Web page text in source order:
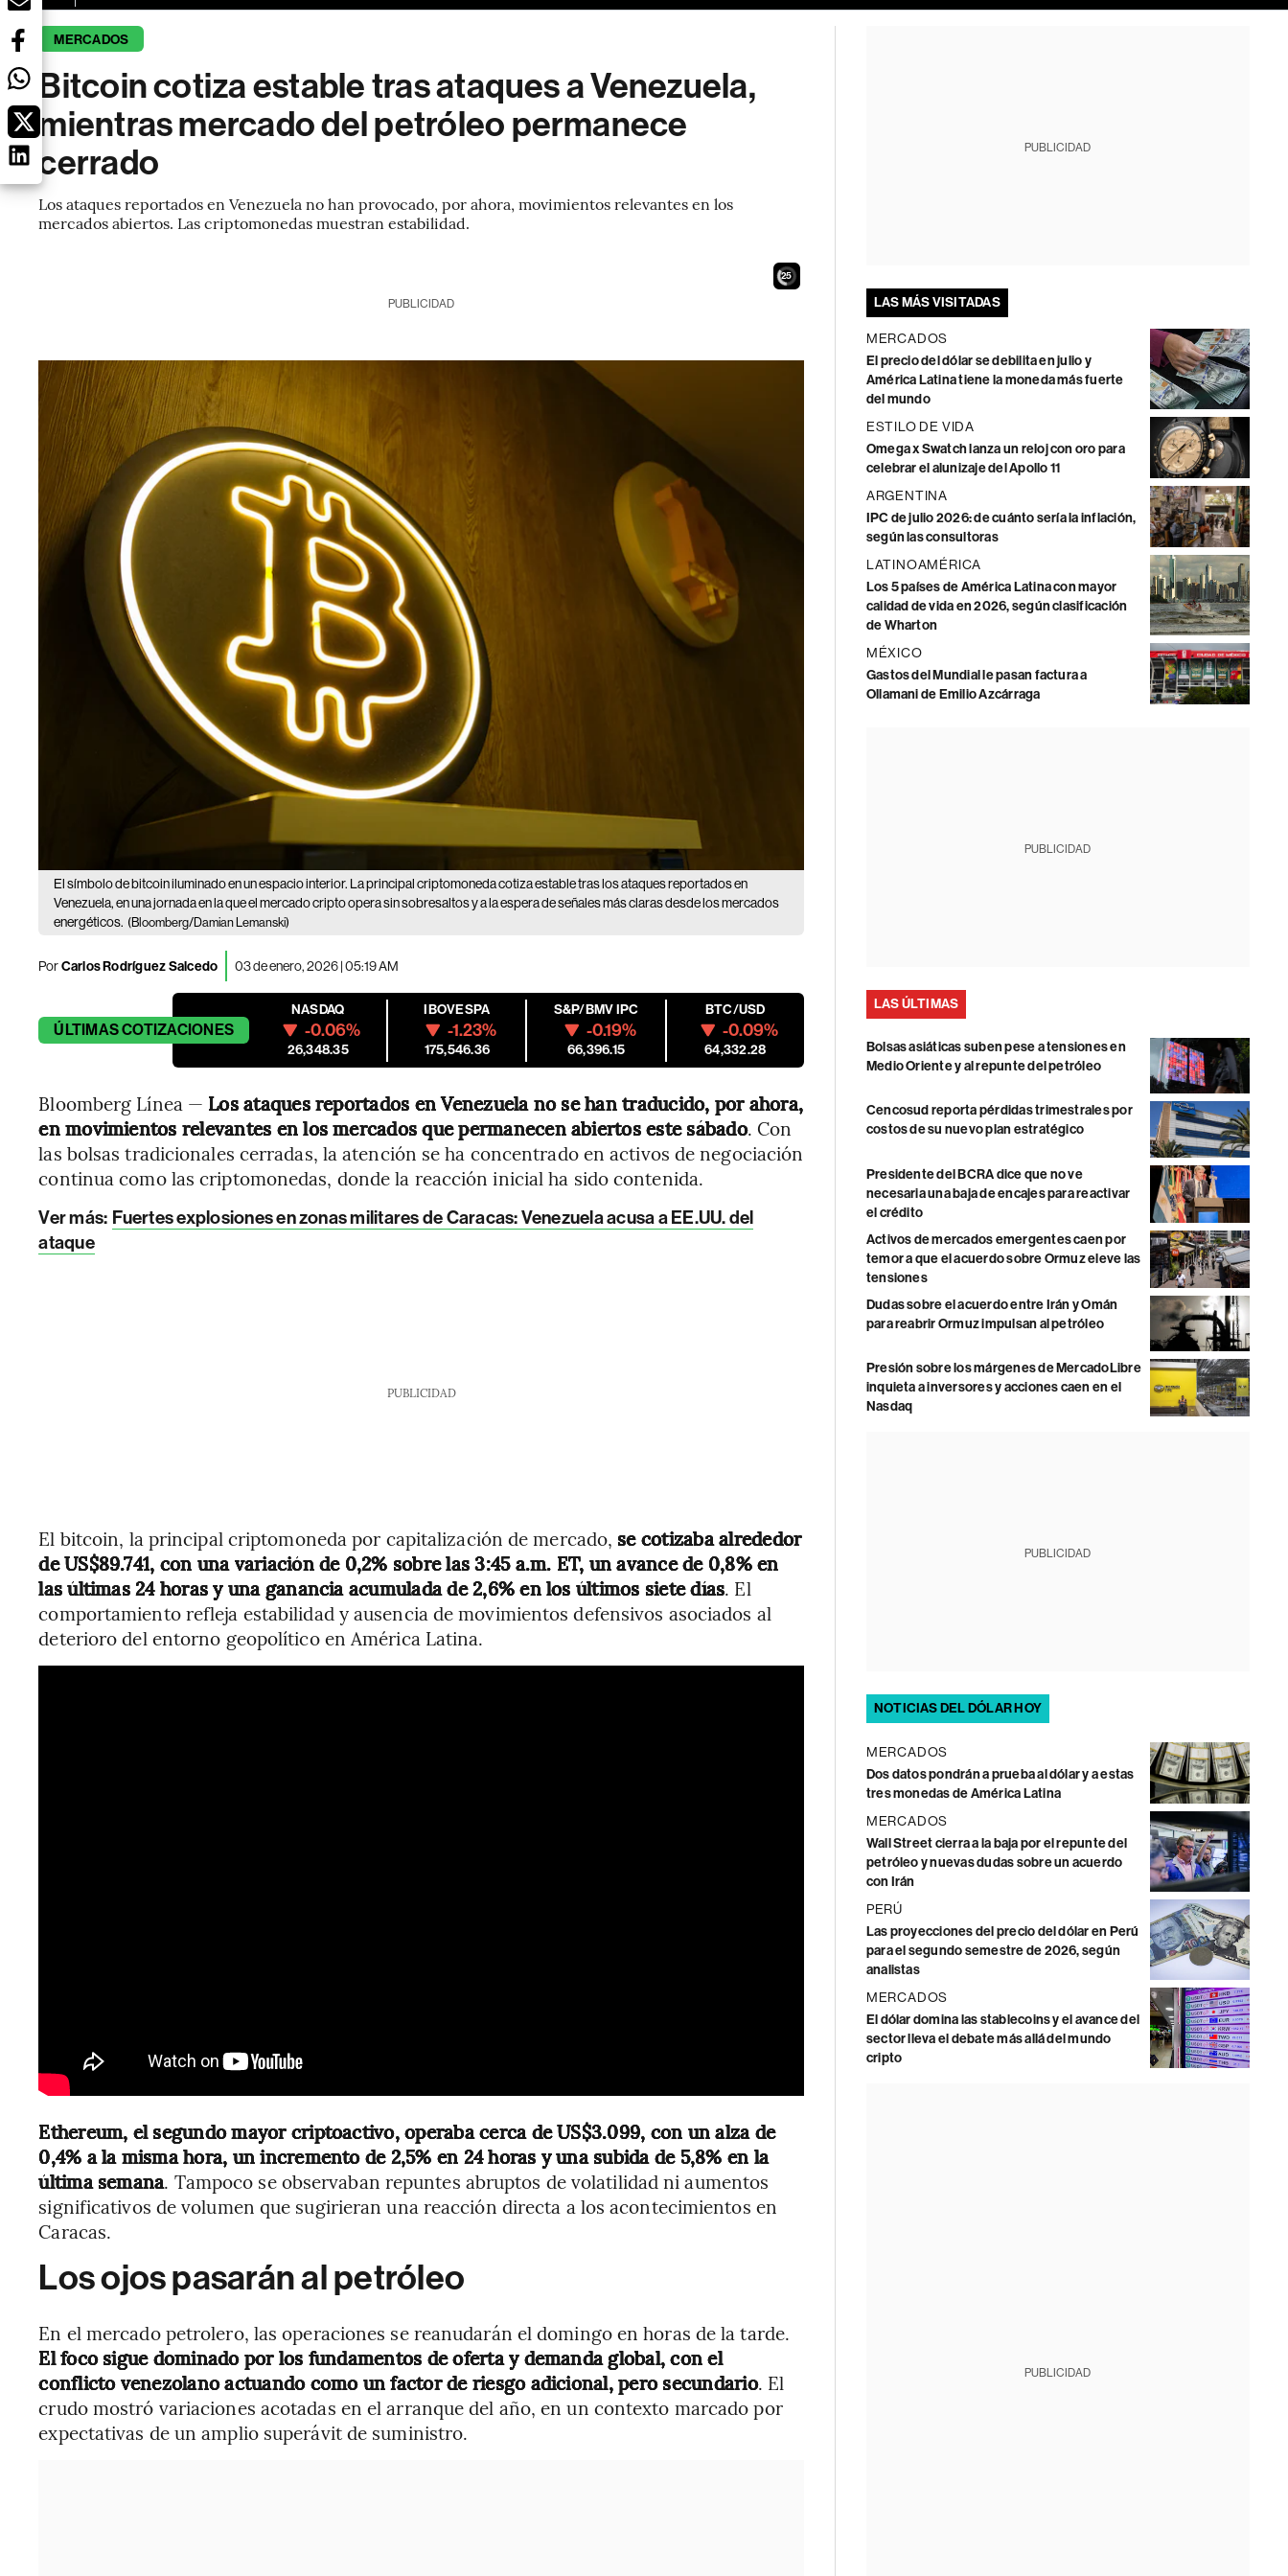
MERCADOS
Bitcoin cotiza estable tras ataques a Venezuela,
mientras mercado del petróleo permanece
cerrado
Los ataques reportados en Venezuela no han provocado, por ahora, movimientos relevantes en los
mercados abiertos. Las criptomonedas muestran estabilidad.
23
PUBLICIDAD
El símbolo de bitcoin iluminado en un espacio interior. La principal criptomoneda cotiza estable tras los ataques reportados en
Venezuela, en una jornada en la que el mercado cripto opera sin sobresaltos y a la espera de señales más claras desde los mercados
energéticos. (Bloomberg/Damian Lemanski)
PorCarlos Rodríguez Salcedo 03 de enero, 2026 | 05:19 AM
ÚLTIMASCOTIZACIONES
NASDAQ
-0.06%
26,348.35
IBOVESPA
-1.23%
175,546.36
S&P/BMV IPC
-0.19%
66,396.15
BTC/USD
-0.09%
64,332.28
Bloomberg Línea — Los ataques reportados en Venezuela no se han traducido, por ahora,
en movimientos relevantes en los mercados que permanecen abiertos este sábado. Con
las bolsas tradicionales cerradas, la atención se ha concentrado en activos de negociación
continua como las criptomonedas, donde la reacción inicial ha sido contenida.
Ver más: Fuertes explosiones en zonas militares de Caracas: Venezuela acusa a EE.UU. del
ataque
PUBLICIDAD
El bitcoin, la principal criptomoneda por capitalización de mercado, se cotizaba alrededor
de US$89.741, con una variación de 0,2% sobre las 3:45 a.m. ET, un avance de 0,8% en
las últimas 24 horas y una ganancia acumulada de 2,6% en los últimos siete días. El
comportamiento refleja estabilidad y ausencia de movimientos defensivos asociados al
deterioro del entorno geopolítico en América Latina.
Ethereum, el segundo mayor criptoactivo, operaba cerca de US$3.099, con un alza de
0,4% a la misma hora, un incremento de 2,5% en 24 horas y una subida de 5,8% en la
última semana. Tampoco se observaban repuntes abruptos de volatilidad ni aumentos
significativos de volumen que sugirieran una reacción directa a los acontecimientos en
Caracas.
Los ojos pasarán al petróleo
En el mercado petrolero, las operaciones se reanudarán el domingo en horas de la tarde.
El foco sigue dominado por los fundamentos de oferta y demanda global, con el
conflicto venezolano actuando como un factor de riesgo adicional, pero secundario. El
crudo mostró variaciones acotadas en el arranque del año, en un contexto marcado por
expectativas de un amplio superávit de suministro.
PUBLICIDAD
LAS MÁS VISITADAS
MERCADOS
El precio del dólar se debilita en julio y
América Latina tiene la moneda más fuerte
del mundo
ESTILO DE VIDA
Omega x Swatch lanza un reloj con oro para
celebrar el alunizaje del Apollo 11
ARGENTINA
IPC de julio 2026: de cuánto sería la inflación,
según las consultoras
LATINOAMÉRICA
Los 5 países de América Latina con mayor
calidad de vida en 2026, según clasificación
de Wharton
MÉXICO
Gastos del Mundial le pasan factura a
Ollamani de Emilio Azcárraga
PUBLICIDAD
LAS ÚLTIMAS
Bolsas asiáticas suben pese a tensiones en
Medio Oriente y al repunte del petróleo
Cencosud reporta pérdidas trimestrales por
costos de su nuevo plan estratégico
Presidente del BCRA dice que no ve
necesaria una baja de encajes para reactivar
el crédito
Activos de mercados emergentes caen por
temor a que el acuerdo sobre Ormuz eleve las
tensiones
Dudas sobre el acuerdo entre Irán y Omán
para reabrir Ormuz impulsan al petróleo
Presión sobre los márgenes de MercadoLibre
inquieta a inversores y acciones caen en el
Nasdaq
PUBLICIDAD
NOTICIAS DEL DÓLAR HOY
MERCADOS
Dos datos pondrán a prueba al dólar y a estas
tres monedas de América Latina
MERCADOS
Wall Street cierra a la baja por el repunte del
petróleo y nuevas dudas sobre un acuerdo
con Irán
PERÚ
Las proyecciones del precio del dólar en Perú
para el segundo semestre de 2026, según
analistas
MERCADOS
El dólar domina las stablecoins y el avance del
sector lleva el debate más allá del mundo
cripto
PUBLICIDAD